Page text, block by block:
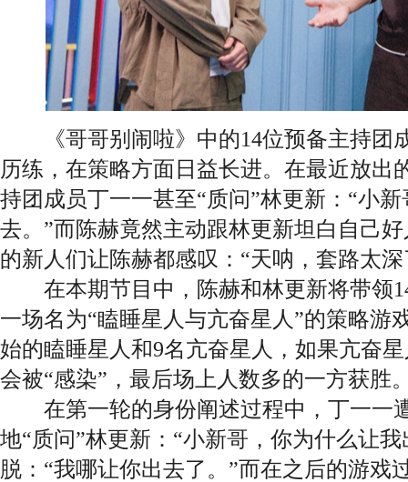
《哥哥别闹啦》中的14位预备主持团
历练，在策略方面日益长进。在最近放出
持团成员丁一一甚至“质问”林更新：“小
去。”而陈赫竟然主动跟林更新坦白自己
的新人们让陈赫都感叹：“天呐，套路太深
在本期节目中，陈赫和林更新将带领
一场名为“瞌睡星人与亢奋星人”的策略游
始的瞌睡星人和9名亢奋星人，如果亢奋
会被“感染”，最后场上人数多的一方获胜
在第一轮的身份阐述过程中，丁一一
地“质问”林更新：“小新哥，你为什么让
脱：“我哪让你出去了。”而在之后的游戏